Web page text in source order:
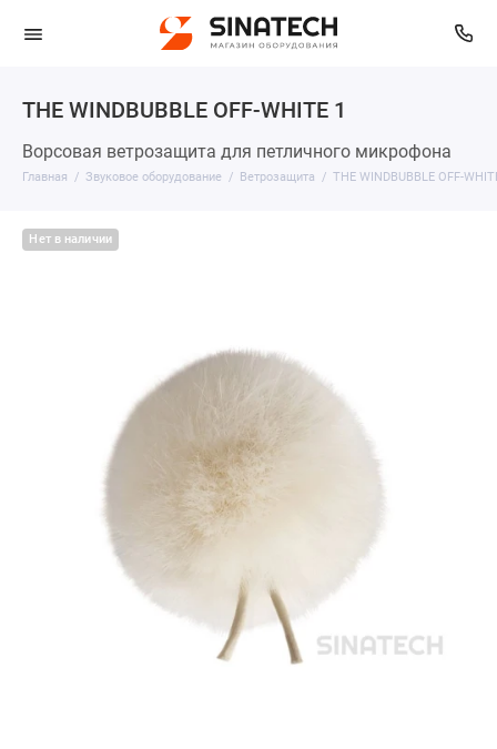
THE WINDBUBBLE OFF-WHITE 1
Ворсовая ветрозащита для петличного микрофона
Главная Звуковое оборудование Ветрозащита THE WINDBUBBLE OFF-
Нет в наличии